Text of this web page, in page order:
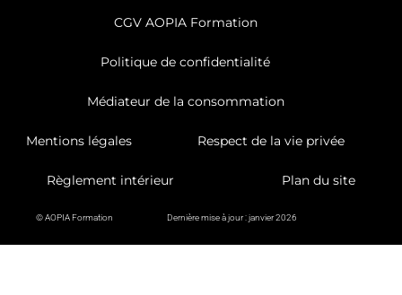
CGV AOPIA Formation
Politique de confidentialité
Médiateur de la consommation
Mentions légales Respect de la vie privée
Règlement intérieur Plan du site
© AOPIA Formation Dernière mise à jour : janvier 2026